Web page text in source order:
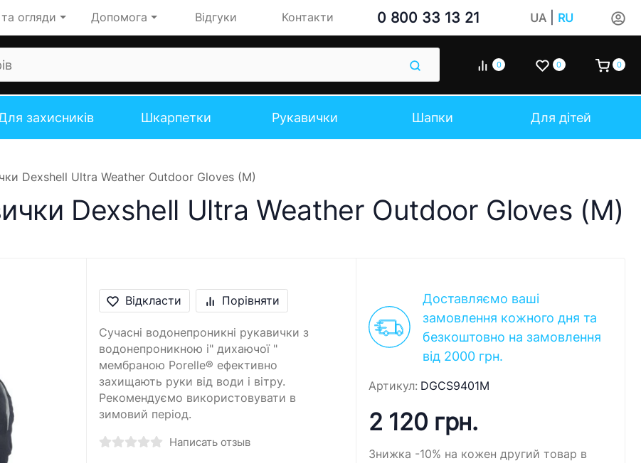
огляди Допомога Відгуки Контакти 0 800 33 13 21 UA| RU
0 0 0
захисників Шкарпетки Рукавички Шапки Для дітей
Dexshell Ultra Weather Outdoor Gloves (M)
Dexshell Ultra Weather Outdoor Gloves (M)
Відкласти Порівняти
Сучасні водонепроникні рукавички з
водонепроникною і" дихаючої "
мембраною Porelle® ефективно
захищають руки від води і вітру.
Рекомендуємо використовувати в
зимовий період.
Написать отзыв
Доставляємо ваші
замовлення кожного дня та
безкоштовно на замовлення
від 2000 грн.
Артикул: DGCS9401M
2 120 грн.
Знижка -10% на кожен другий товар в